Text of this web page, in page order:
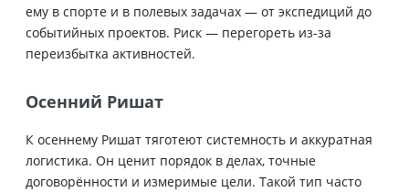
ему в спорте и в полевых задачах — от экспедиций до
событийных проектов. Риск — перегореть из-за
переизбытка активностей.
Осенний Ришат
К осеннему Ришат тяготеют системность и аккуратная
логистика. Он ценит порядок в делах, точные
договорённости и измеримые цели. Такой тип часто